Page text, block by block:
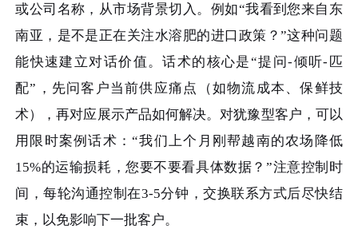
或公司名称，从市场背景切入。例如“我看到您来自东
南亚，是不是正在关注水溶肥的进口政策？”这种问题
能快速建立对话价值。话术的核心是“提问-倾听-匹
配”，先问客户当前供应痛点（如物流成本、保鲜技
术），再对应展示产品如何解决。对犹豫型客户，可以
用限时案例话术：“我们上个月刚帮越南的农场降低
15%的运输损耗，您要不要看具体数据？”注意控制时
间，每轮沟通控制在3-5分钟，交换联系方式后尽快结
束，以免影响下一批客户。